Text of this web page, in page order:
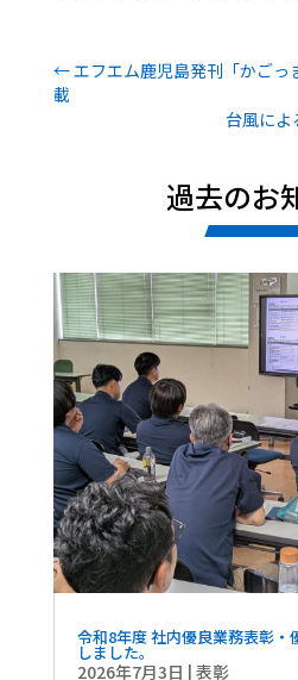
←エフエム鹿児島発刊「かご
載
台風によ
過去のお
令和8年度 社内優良業務表彰・
しました。
2026年7月3日 | 表彰